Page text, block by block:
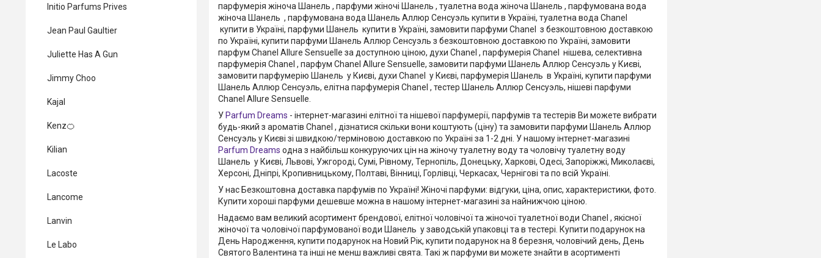
парфумерія жіноча Шанель , парфуми жіночі Шанель , туалетна вода жіноча Шанель , парфумована вода
жіноча Шанель , парфумована вода Шанель Аллюр Сенсуэль купити в Україні, туалетна вода Chanel
купити в Україні, парфуми Шанель купити в Україні, замовити парфуми Chanel з безкоштовною доставкою
по Україні, купити парфуми Шанель Аллюр Сенсуэль з безкоштовною доставкою по Україні, замовити
парфум Chanel Allure Sensuelle за доступною ціною, духи Chanel , парфумерія Chanel нішева, селективна
парфумерія Chanel , парфум Chanel Allure Sensuelle, замовити парфуми Шанель Аллюр Сенсуэль у Києві,
замовити парфумерію Шанель у Києві, духи Chanel у Києві, парфумерія Шанель в Україні, купити парфуми
Шанель Аллюр Сенсуэль, елітна парфумерія Chanel , тестер Шанель Аллюр Сенсуэль, нішеві парфуми
Chanel Allure Sensuelle.
УParfum Dreams - інтернет-магазині елітної та нішевої парфумерії, парфумів та тестерів Ви можете вибрати
будь-який з ароматів Chanel , дізнатися скільки вони коштують (ціну) та замовити парфуми Шанель Аллюр
Сенсуэль у Києві зі швидкою/терміновою доставкою по Україні за 1-2 дні. У нашому інтернет-магазині
Parfum Dreams одна з найбільш конкуруючих цін на жіночу туалетну воду та чоловічу туалетну воду
Шанель у Києві, Львові, Ужгороді, Сумі, Рівному, Тернопіль, Донецьку, Харкові, Одесі, Запоріжжі, Миколаєві,
Херсоні, Дніпрі, Кропивницькому, Полтаві, Вінниці, Горлівці, Черкасах, Чернігові та по всій Україні.
У нас Безкоштовна доставка парфумів по Україні! Жіночі парфуми: відгуки, ціна, опис, характеристики, фото.
Купити хороші парфуми дешевше можна в нашому інтернет-магазині за найнижчою ціною.
Надаємо вам великий асортимент брендової, елітної чоловічої та жіночої туалетної води Chanel , якісної
жіночої та чоловічої парфумованої води Шанель у заводській упаковці та в тестері. Купити подарунок на
День Народження, купити подарунок на Новий Рік, купити подарунок на 8 березня, чоловічий день, День
Святого Валентина та інші не менш важливі свята. Такі ж парфуми ви можете знайти в асортименті
Initio Parfums Prives
Jean Paul Gaultier
Juliette Has A Gun
Jimmy Choo
Kajal
Kenz🍊
Kilian
Lacoste
Lancome
Lanvin
Le Labo